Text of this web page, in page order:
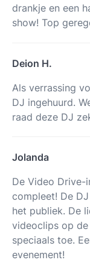
drankje en een
show! Top
Deion H.
Als verrassing
DJ ingehuurd.
raad deze DJ
Jolanda
De Video Drive-
compleet! De
het publiek. De
videoclips op
speciaals toe.
evenement!